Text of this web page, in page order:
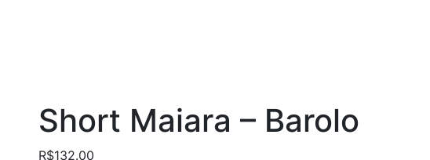
Short Maiara – Barolo
R$132.00